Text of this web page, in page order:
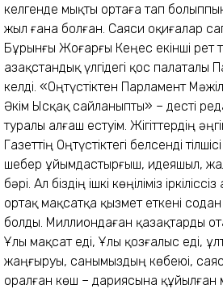
келгенде мықты ортаға тап болыппын.
жыл ғана болған. Саяси оқиғалар
Бұрынғы Жоғарғы Кеңес екінші рет
Қазақстандық үлгідегі қос палаталы
келді. «Оңтүстіктен Парламент
Әкім Ысқақ сайланыпты» – десті
туралы алғаш естуім. Жігіттердің
Газеттің Оңтүстіктегі белсенді
шебер ұйымдастырғыш, идеяшыл,
бәрі. Ал біздің ішкі көңіліміз
ортақ мақсатқа қызмет еткені
болды. Миллиондаған қазақтарды
Ұлы мақсат еді, Ұлы қозғалыс еді,
жаңғыруы, санымыздың көбеюі,
оралған көш – дариясына құйылған